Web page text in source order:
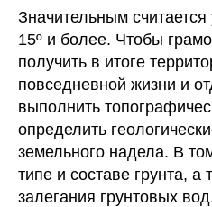
Значительным
15º и более. Чтобы
получить в итоге
повседневной жизни и
выполнить
определить
земельного надела. В
типе и составе грунта, а
залегания грунтовых